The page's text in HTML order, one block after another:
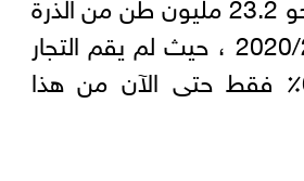
خلال موسم 2020/21 ، حيث لم يقم التجار
بشحن سوا 68٪ فقط حتى الآن من هذا